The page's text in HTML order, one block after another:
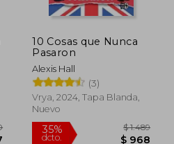
10 Cosas que Nunca
Pasaron
Alexis Hall
(3)
Vrya, 2024, Tapa Blanda,
Nuevo